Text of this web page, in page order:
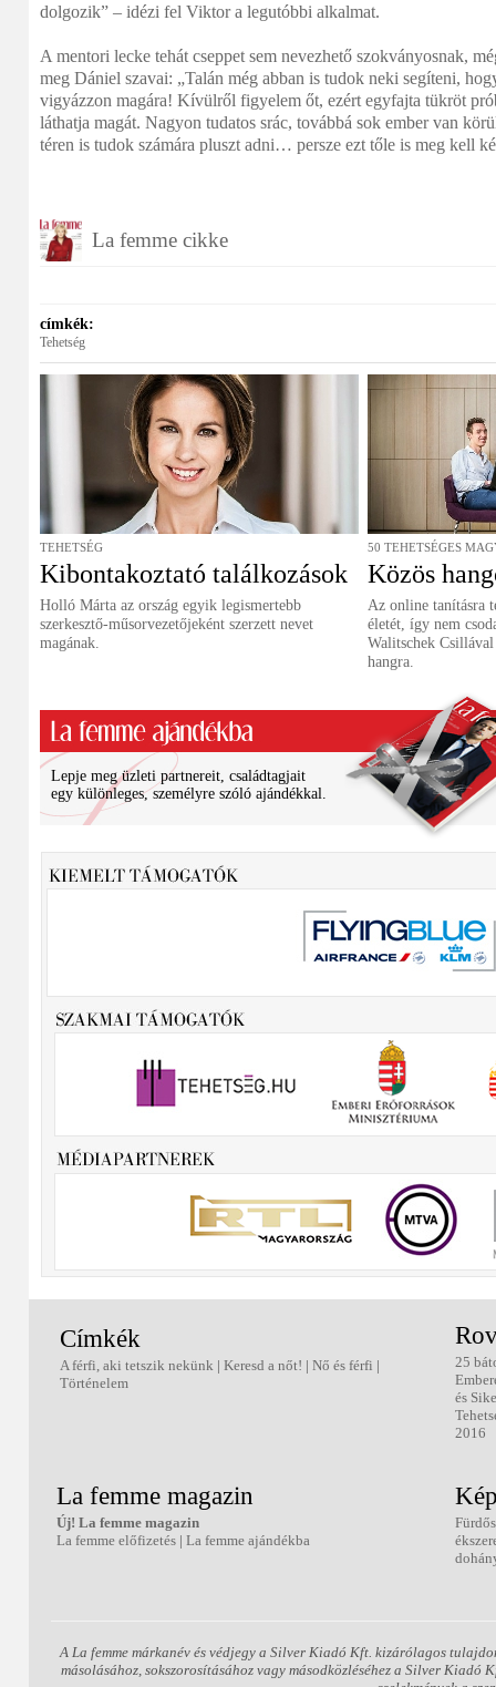
dolgozik” – idézi fel Viktor a legutóbbi alkalmat.
A mentori lecke tehát cseppet sem nevezhető szokványosnak,
meg Dániel szavai: „Talán még abban is tudok neki segíteni,
vigyázzon magára! Kívülről figyelem őt, ezért egyfajta tükröt
láthatja magát. Nagyon tudatos srác, továbbá sok ember van
téren is tudok számára pluszt adni… persze ezt tőle is meg kell
La femme cikke
címkék:
Tehetség
TEHETSÉG
Kibontakoztató találkozások
Holló Márta az ország egyik legismertebb
szerkesztő-műsorvezetőjeként szerzett nevet
magának.
50 TEHETSÉGES
Közös
Az online tanításra
életét, így nem
Walitschek
hangra.
Lepje meg üzleti partnereit, családtagjait
egy különleges, személyre szóló ajándékkal.
Címkék
A férfi, aki tetszik nekünk | Keresd a nőt! | Nő és férfi |
Történelem
25
és
2016
La femme magazin
Új! La femme magazin
La femme előfizetés | La femme ajándékba
A La femme márkanév és védjegy a Silver Kiadó Kft. kizárólagos
másolásához, sokszorosításához vagy másodközléséhez a Silver